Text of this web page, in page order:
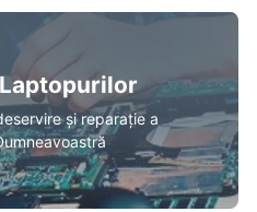
și reparație a